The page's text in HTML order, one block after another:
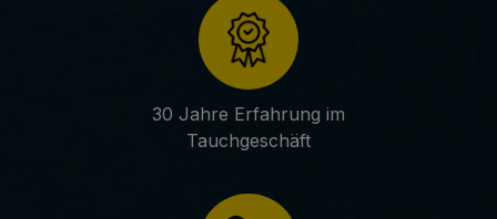
30 Jahre Erfahrung im
Tauchgeschäft